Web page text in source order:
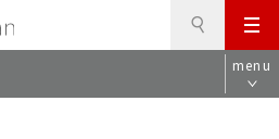
メ
ニ
ュ
menu